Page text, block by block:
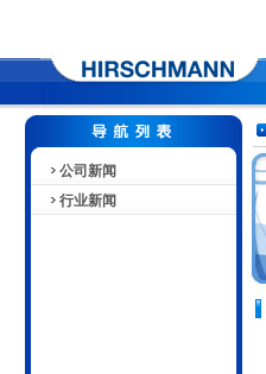
公司新闻
行业新闻